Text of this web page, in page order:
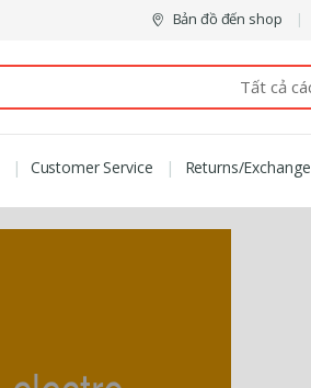
Bản đồ đến shop
Customer Service Returns/Exchange